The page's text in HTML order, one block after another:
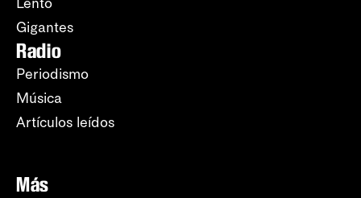
Gigantes
Radio
Periodismo
Música
Artículos leídos
Más